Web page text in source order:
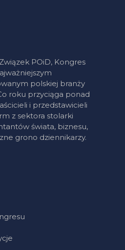
POiD, Kongres
polskiej branży
roku przyciąga ponad
i przedstawicieli
z sektora stolarki
świata, biznesu,
grono dziennikarzy.